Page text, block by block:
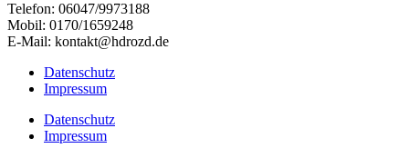
Telefon: 06047/9973188
Mobil: 0170/1659248
E-Mail: kontakt@hdrozd.de
Datenschutz
Impressum
Datenschutz
Impressum